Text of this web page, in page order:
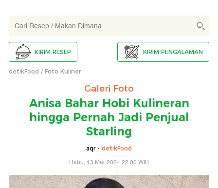
KIRIM RESEP KIRIM PENGALAMAN
detikFood Foto Kuliner
Galeri Foto
Anisa Bahar Hobi Kulineran
hingga Pernah Jadi Penjual
Starling
aqr - detikFood
Rabu, 13 Mar 2024 22:00 WIB